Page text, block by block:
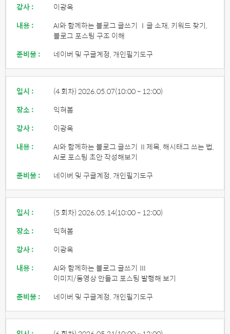
강사 :
이광옥
내용 :
AI와 함께하는 블로그 글쓰기 Ⅰ글 소재, 키워드 찾기,
블로그 포스팅 구조 이해
준비물 :
네이버 및 구글계정, 개인필기도구
일시 : (4 회차) 2026.05.07(10:00 ~ 12:00)
장소 :
익혀봄
강사 :
이광옥
내용 :
AI와 함께하는 블로그 글쓰기 Ⅱ제목, 해시태그 쓰는 법,
AI로 포스팅 초안 작성해보기
준비물 :
네이버 및 구글계정, 개인필기도구
일시 : (5 회차) 2026.05.14(10:00 ~ 12:00)
장소 :
익혀봄
강사 :
이광옥
내용 :
AI와 함께하는 블로그 글쓰기 Ⅲ
이미지/동영상 만들고 포스팅 발행해 보기
준비물 :
네이버 및 구글계정, 개인필기도구